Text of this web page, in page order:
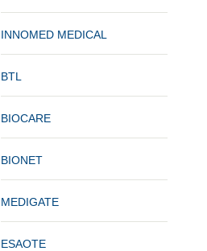
INNOMED MEDICAL
BTL
BIOCARE
BIONET
MEDIGATE
ESAOTE